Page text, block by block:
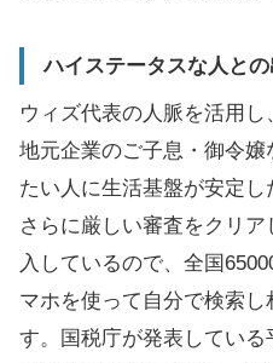
ハイステータスな人と
ウィズ代表の人脈を活用し
地元企業のご子息・御令
たい人に生活基盤が安定し
さらに厳しい審査をクリ
入しているので、全国
マホを使って自分で検索し
す。国税庁が発表してい